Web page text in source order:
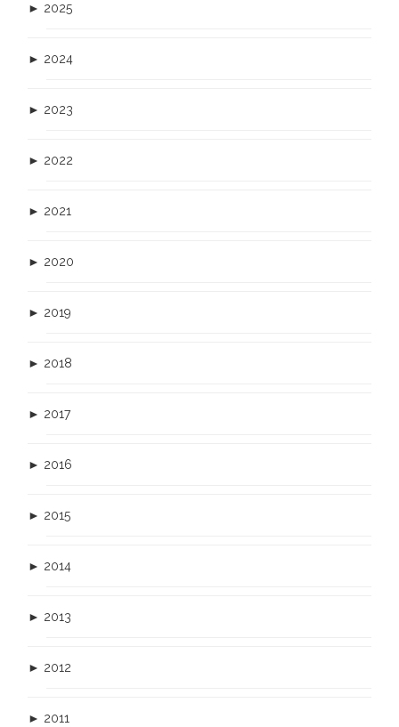
► 2025
► 2024
► 2023
► 2022
► 2021
► 2020
► 2019
► 2018
► 2017
► 2016
► 2015
► 2014
► 2013
► 2012
► 2011